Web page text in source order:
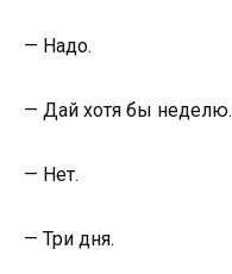
— Надо.
— Дай хотя бы неделю.
— Нет.
— Три дня.